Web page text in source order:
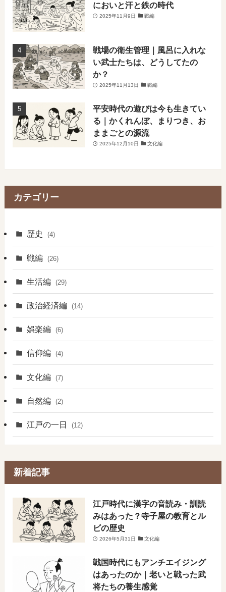
においと汗と鉄の時代
2025年11月9日 戦編
戦場の衛生管理｜風呂に入れな
い武士たちは、どうしてたの
か？
2025年11月13日 戦編
平安時代の遊びは今も生きてい
る｜かくれんぼ、まりつき、お
ままごとの源流
2025年12月10日 文化編
カテゴリー
歴史 (4)
戦編 (26)
生活編 (29)
政治経済編 (14)
娯楽編 (6)
信仰編 (4)
文化編 (7)
自然編 (2)
江戸の一日 (12)
新着記事
​江戸時代に漢字の音読み・訓読
みはあった？寺子屋の教育とル
ビの歴史
2026年5月31日 文化編
戦国時代にもアンチエイジング
はあったのか｜老いと戦った武
将たちの養生感覚